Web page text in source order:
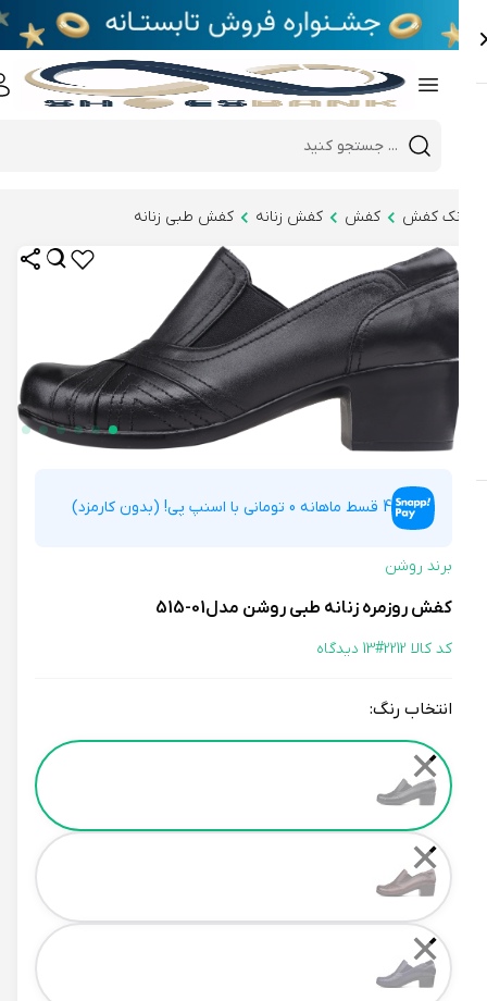
Mobile header search
e
کفش کفش کفش زنانه کفش طبی زنانه
4 قسط ماهانه 0 تومانی با اسنپ پی! (بدون کارمزد)
برند روشن
کفش روزمره زنانه طبی روشن مدل01-515
کد کالا 2212# 13 دیدگاه
انتخاب رنگ:
Color
✕
✕
✕